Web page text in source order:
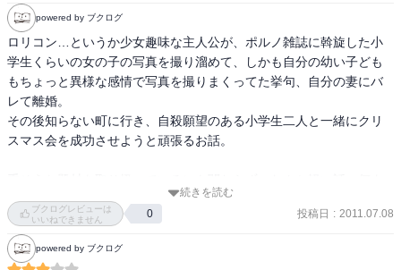
だよなぁとしみじみ思う。
わたしはまだいろいろと幼すぎたのかもしれない。
近々再読してみるつもり。
powered by ブクログ
ロリコン…というか少女趣味な主人公が、ポルノ雑誌に斡旋した小
学生くらいの女の子の写真を撮り溜めて、しかも自分の幼い子ども
もちょっと異様な感情で写真を撮りまくってた挙句、自分の妻にバ
レて離婚。
その後知らない町に行き、自殺願望のある小学生二人と一緒にクリ
スマス会を成功させようと頑張るお話。
り主人公が軽い。
自分の子どもと引き離されたのに反省してる様子もなく隙あらばぬ
いぐるみを渡そうとしてるし、まるで妻が悪いと言わんばかり。主
人公のマンションにまで押しかけて説教を垂れた女性の経験譚も、
続きを読む
ブクログレビューは
いいねできません
0 投稿日 : 2011.07.08
powered by ブクログ